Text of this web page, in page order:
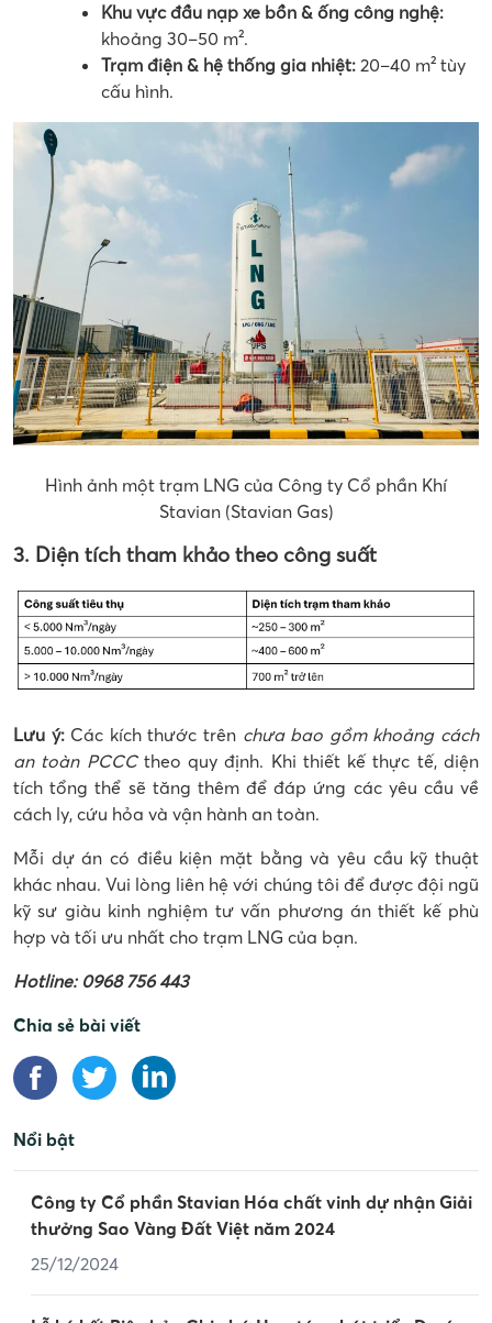
Khu vực đầu nạp xe bồn & ống công nghệ:
khoảng 30–50 m².
Trạm điện & hệ thống gia nhiệt: 20–40 m² tùy
cấu hình.
Hình ảnh một trạm LNG của Công ty Cổ phần Khí
Stavian (Stavian Gas)
3. Diện tích tham khảo theo công suất
Lưu ý:Các kích thước trên chưa bao gồm khoảng cách
an toàn PCCCtheo quy định. Khi thiết kế thực tế, diện
tích tổng thể sẽ tăng thêm để đáp ứng các yêu cầu về
cách ly, cứu hỏa và vận hành an toàn.
Mỗi dự án có điều kiện mặt bằng và yêu cầu kỹ thuật
khác nhau. Vui lòng liên hệ với chúng tôi để được đội ngũ
kỹ sư giàu kinh nghiệm tư vấn phương án thiết kế phù
hợp và tối ưu nhất cho trạm LNG của bạn.
Hotline: 0968 756 443
Chia sẻ bài viết
Nổi bật
Công ty Cổ phần Stavian Hóa chất vinh dự nhận Giải
thưởng Sao Vàng Đất Việt năm 2024
25/12/2024